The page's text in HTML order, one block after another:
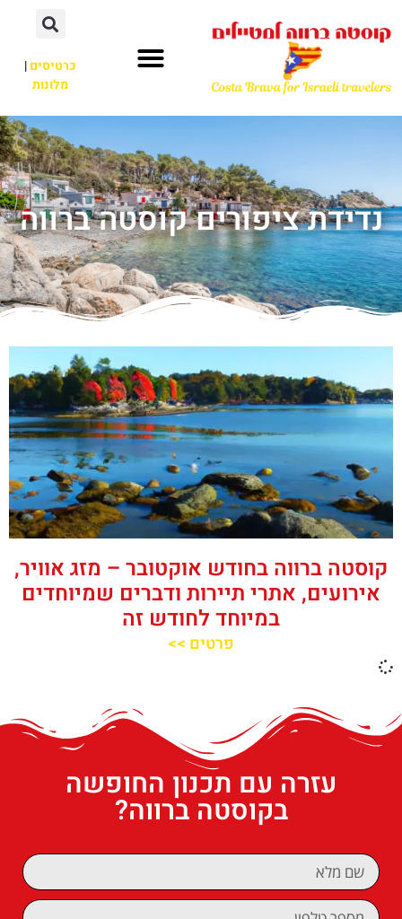
כרטיסים|
מלונות
נדידת ציפורים קוסטה ברווה
קוסטה ברווה בחודש אוקטובר – מזג אוויר,
אירועים, אתרי תיירות ודברים שמיוחדים
במיוחד לחודש זה
פרטים >>
עזרה עם תכנון החופשה
בקוסטה ברווה?